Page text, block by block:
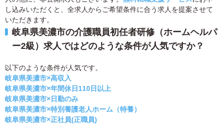
し込みいただくと、全求人からご希望条件に合う求人を提案させて
いただきます。
岐阜県美濃市の介護職員初任者研修（ホームヘルパ
ー2級）求人ではどのような条件が人気ですか？
以下のような条件が人気です。
岐阜県美濃市×高収入
岐阜県美濃市×年間休日110日以上
岐阜県美濃市×日勤のみ
岐阜県美濃市×特別養護老人ホーム（特養）
岐阜県美濃市×正社員(正職員)